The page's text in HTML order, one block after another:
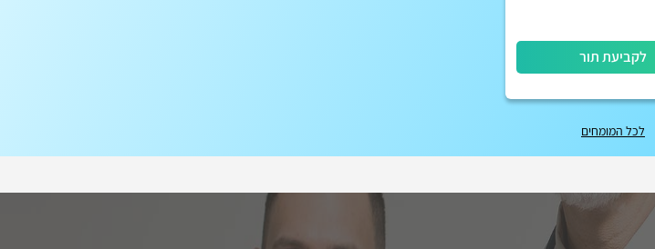
לקביעת תור
לכל המומחים